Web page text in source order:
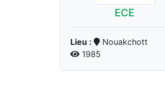
ECE
Lieu :
Nouakchott
1985